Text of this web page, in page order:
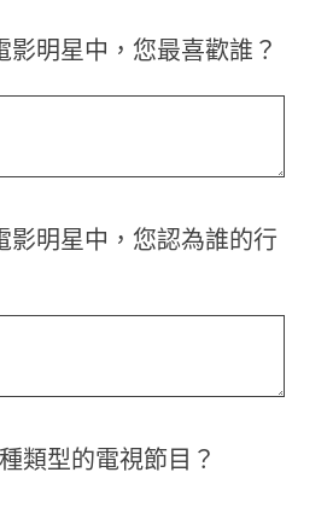
影明星中，您最喜歡誰？
影明星中，您認為誰的行
類型的電視節目？